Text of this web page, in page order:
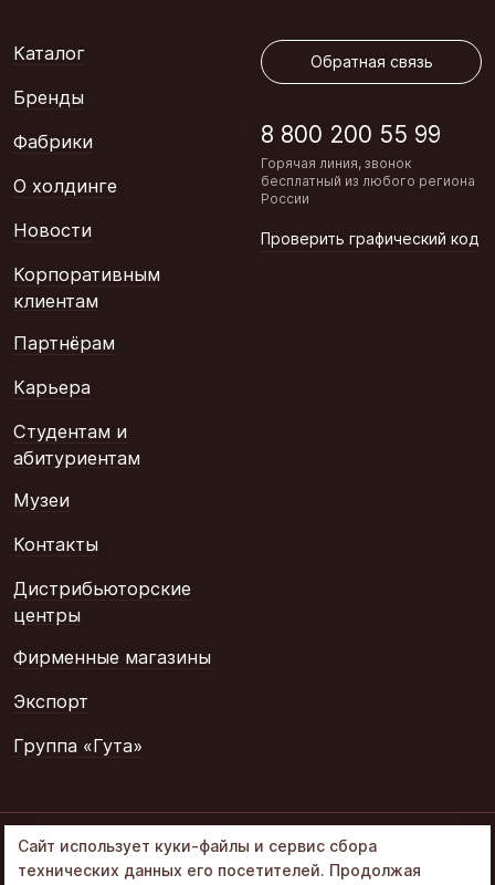
Каталог
Бренды
Фабрики
О холдинге
Новости
Корпоративным
клиентам
Партнёрам
Карьера
Студентам и
абитуриентам
Музеи
Контакты
Дистрибьюторские
центры
Фирменные магазины
Экспорт
Группа «Гута»
Обратная связь
8 800 200 55 99
Горячая линия, звонок
бесплатный из любого региона
России
Проверить графический код
© 2002–2026
Сайт использует куки-файлы и сервис сбора
технических данных его посетителей. Продолжая